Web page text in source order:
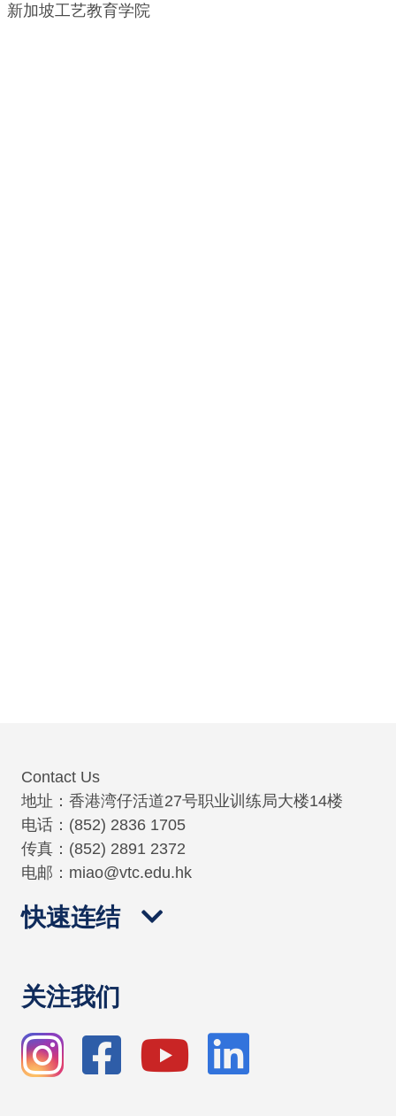
新加坡工艺教育学院
Contact Us
地址：香港湾仔活道27号职业训练局大楼14楼
电话：(852) 2836 1705
传真：(852) 2891 2372
电邮：miao@vtc.edu.hk
快速连结
关注我们